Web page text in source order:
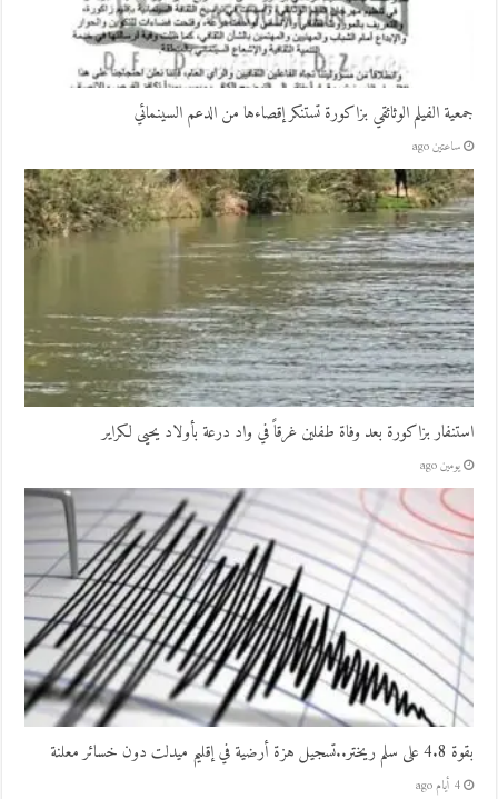
جمعية الفيلم الوثائقي بزاكورة تستنكر إقصاءها من الدعم السينمائي
ساعتين ago
استنفار بزاكورة بعد وفاة طفلين غرقاً في واد درعة بأولاد يحيى لكراير
يومين ago
بقوة 4.8 على سلم ريختر..تسجيل هزة أرضية في إقليم ميدلت دون خسائر معلنة
4 أيام ago